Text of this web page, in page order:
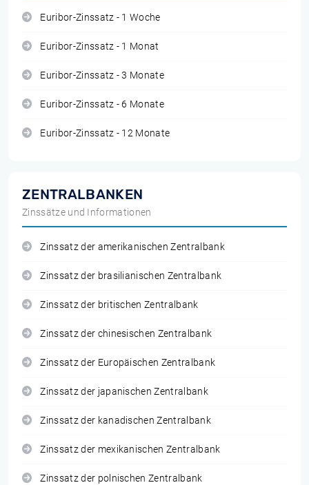
Euribor-Zinssatz - 1 Woche
Euribor-Zinssatz - 1 Monat
Euribor-Zinssatz - 3 Monate
Euribor-Zinssatz - 6 Monate
Euribor-Zinssatz - 12 Monate
ZENTRALBANKEN
Zinssätze und Informationen
Zinssatz der amerikanischen Zentralbank
Zinssatz der brasilianischen Zentralbank
Zinssatz der britischen Zentralbank
Zinssatz der chinesischen Zentralbank
Zinssatz der Europäischen Zentralbank
Zinssatz der japanischen Zentralbank
Zinssatz der kanadischen Zentralbank
Zinssatz der mexikanischen Zentralbank
Zinssatz der polnischen Zentralbank